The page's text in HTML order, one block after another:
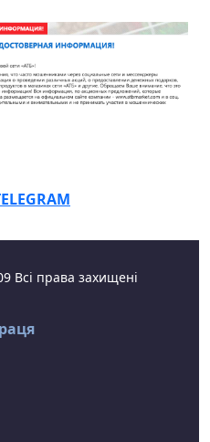
Всі права захищені